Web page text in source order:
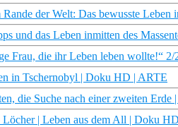
Rande der Welt: Das bewusste
und das Leben inmitten des
Frau, die ihr Leben leben wollte!“
in Tschernobyl | Doku HD | ARTE
die Suche nach einer zweiten
Löcher | Leben aus dem All | Doku